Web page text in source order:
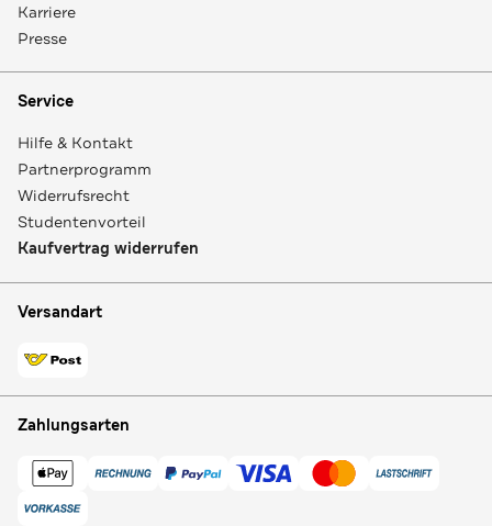
Karriere
Presse
Service
Hilfe & Kontakt
Partnerprogramm
Widerrufsrecht
Studentenvorteil
Kaufvertrag widerrufen
Versandart
Zahlungsarten